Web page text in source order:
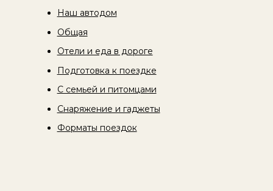
Наш автодом
Общая
Отели и еда в дороге
Подготовка к поездке
С семьей и питомцами
Снаряжение и гаджеты
Форматы поездок